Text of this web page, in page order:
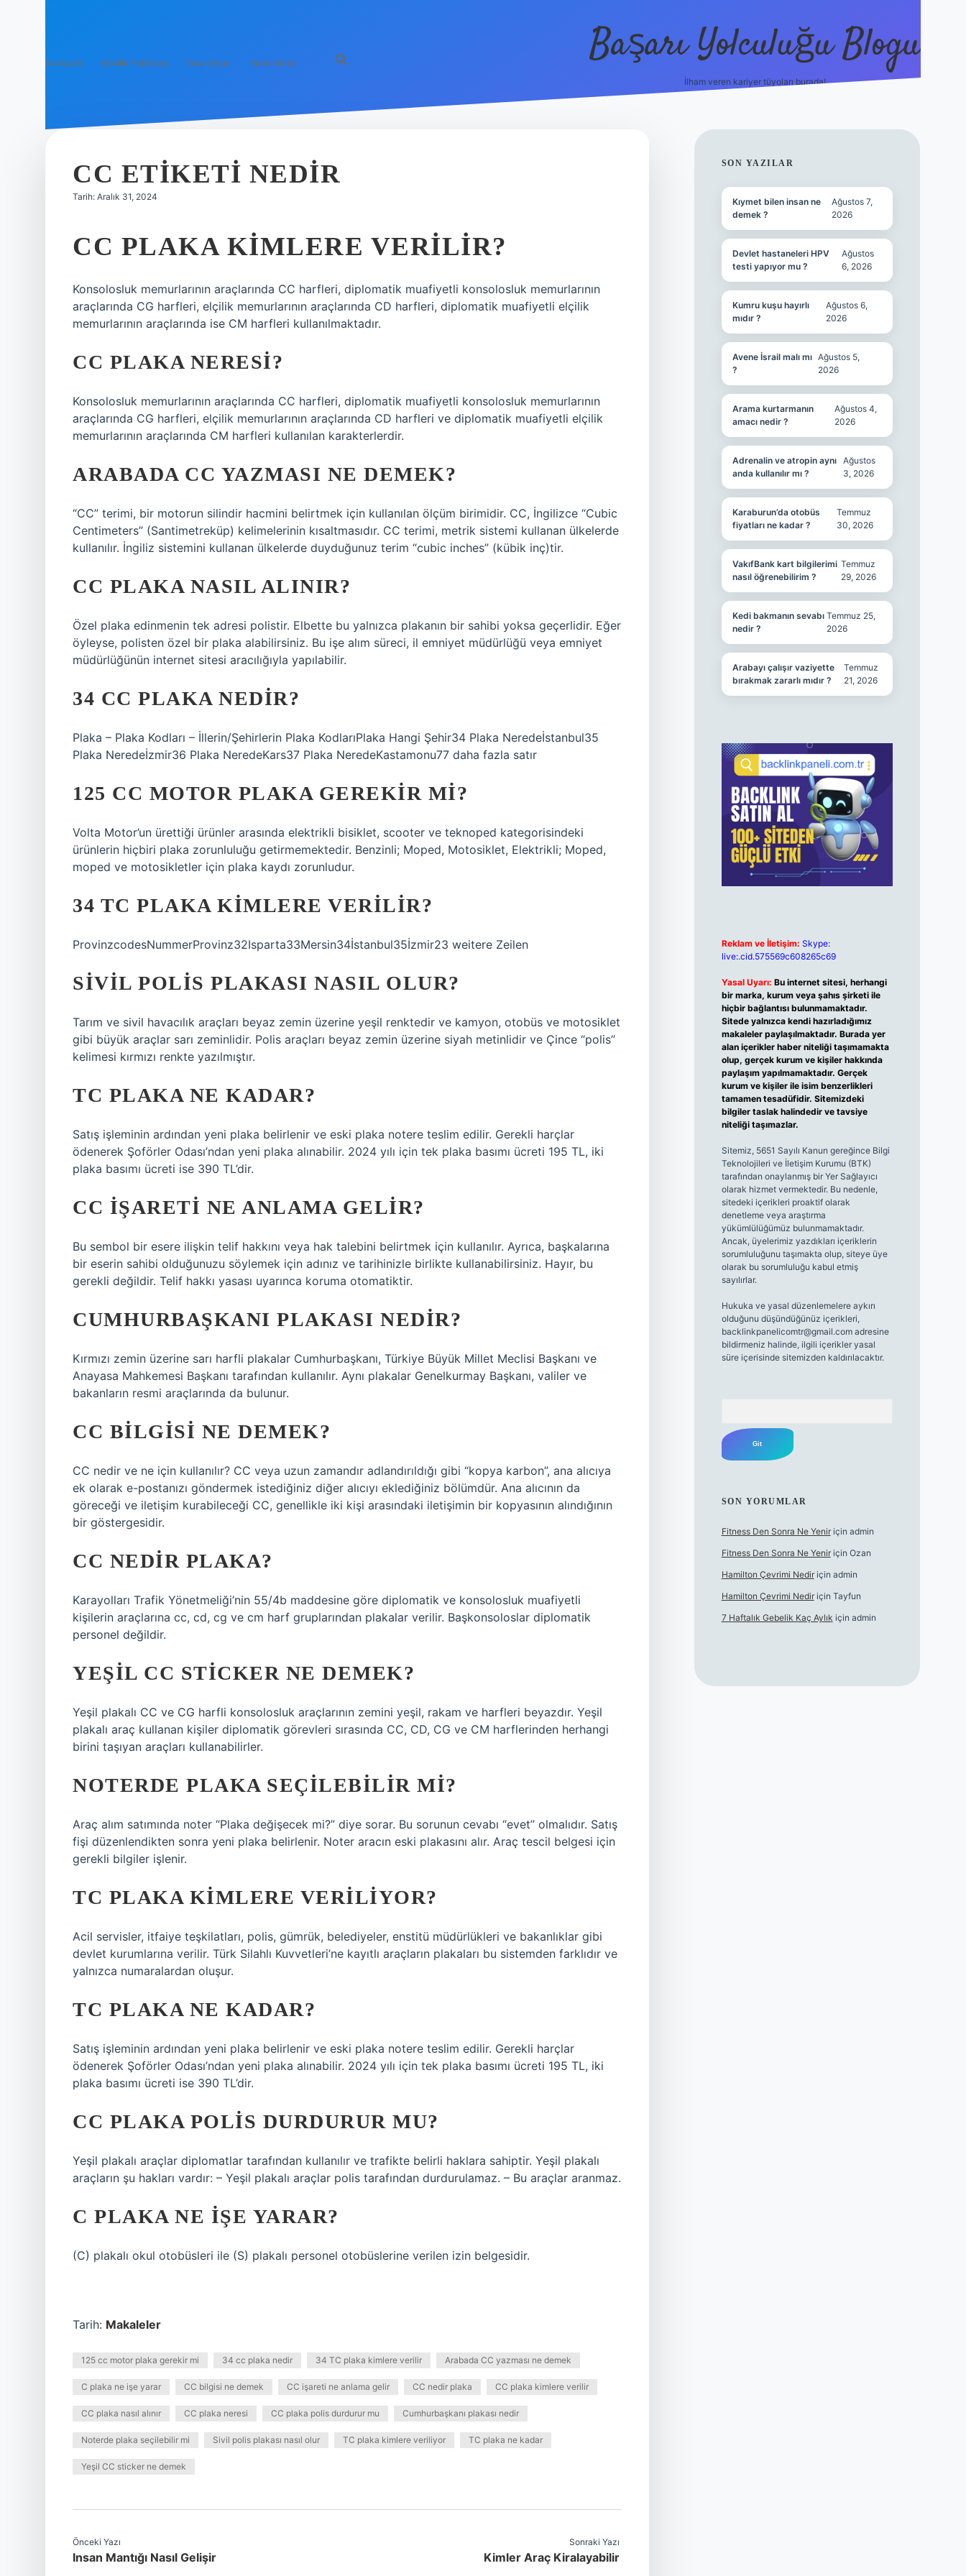
Anasayfa Gizlilik Politikası Yasal Uyarı Hakkımızda Başarı Yolculuğu Blogu
İlham veren kariyer tüyoları burada!
CC ETIKETI NEDIR
Tarih: Aralık 31, 2024
CC PLAKA KIMLERE VERILIR?
Konsolosluk memurlarının araçlarında CC harfleri, diplomatik muafiyetli konsolosluk memurlarının
araçlarında CG harfleri, elçilik memurlarının araçlarında CD harfleri, diplomatik muafiyetli elçilik
memurlarının araçlarında ise CM harfleri kullanılmaktadır.
CC PLAKA NERESI?
Konsolosluk memurlarının araçlarında CC harfleri, diplomatik muafiyetli konsolosluk memurlarının
araçlarında CG harfleri, elçilik memurlarının araçlarında CD harfleri ve diplomatik muafiyetli elçilik
memurlarının araçlarında CM harfleri kullanılan karakterlerdir.
ARABADA CC YAZMASI NE DEMEK?
“CC” terimi, bir motorun silindir hacmini belirtmek için kullanılan ölçüm birimidir. CC, İngilizce “Cubic
Centimeters” (Santimetreküp) kelimelerinin kısaltmasıdır. CC terimi, metrik sistemi kullanan ülkelerde
kullanılır. İngiliz sistemini kullanan ülkelerde duyduğunuz terim “cubic inches” (kübik inç)tir.
CC PLAKA NASIL ALINIR?
Özel plaka edinmenin tek adresi polistir. Elbette bu yalnızca plakanın bir sahibi yoksa geçerlidir. Eğer
öyleyse, polisten özel bir plaka alabilirsiniz. Bu işe alım süreci, il emniyet müdürlüğü veya emniyet
müdürlüğünün internet sitesi aracılığıyla yapılabilir.
34 CC PLAKA NEDIR?
Plaka – Plaka Kodları – İllerin/Şehirlerin Plaka KodlarıPlaka Hangi Şehir34 Plaka Neredeİstanbul35
Plaka Neredeİzmir36 Plaka NeredeKars37 Plaka NeredeKastamonu77 daha fazla satır
125 CC MOTOR PLAKA GEREKIR MI?
Volta Motor’un ürettiği ürünler arasında elektrikli bisiklet, scooter ve teknoped kategorisindeki
ürünlerin hiçbiri plaka zorunluluğu getirmemektedir. Benzinli; Moped, Motosiklet, Elektrikli; Moped,
moped ve motosikletler için plaka kaydı zorunludur.
34 TC PLAKA KIMLERE VERILIR?
ProvinzcodesNummerProvinz32Isparta33Mersin34İstanbul35İzmir23 weitere Zeilen
SIVIL POLIS PLAKASI NASIL OLUR?
Tarım ve sivil havacılık araçları beyaz zemin üzerine yeşil renktedir ve kamyon, otobüs ve motosiklet
gibi büyük araçlar sarı zeminlidir. Polis araçları beyaz zemin üzerine siyah metinlidir ve Çince “polis”
kelimesi kırmızı renkte yazılmıştır.
TC PLAKA NE KADAR?
Satış işleminin ardından yeni plaka belirlenir ve eski plaka notere teslim edilir. Gerekli harçlar
ödenerek Şoförler Odası’ndan yeni plaka alınabilir. 2024 yılı için tek plaka basımı ücreti 195 TL, iki
plaka basımı ücreti ise 390 TL’dir.
CC IŞARETI NE ANLAMA GELIR?
Bu sembol bir esere ilişkin telif hakkını veya hak talebini belirtmek için kullanılır. Ayrıca, başkalarına
bir eserin sahibi olduğunuzu söylemek için adınız ve tarihinizle birlikte kullanabilirsiniz. Hayır, bu
gerekli değildir. Telif hakkı yasası uyarınca koruma otomatiktir.
CUMHURBAŞKANI PLAKASI NEDIR?
Kırmızı zemin üzerine sarı harfli plakalar Cumhurbaşkanı, Türkiye Büyük Millet Meclisi Başkanı ve
Anayasa Mahkemesi Başkanı tarafından kullanılır. Aynı plakalar Genelkurmay Başkanı, valiler ve
bakanların resmi araçlarında da bulunur.
CC BILGISI NE DEMEK?
CC nedir ve ne için kullanılır? CC veya uzun zamandır adlandırıldığı gibi “kopya karbon”, ana alıcıya
ek olarak e-postanızı göndermek istediğiniz diğer alıcıyı eklediğiniz bölümdür. Ana alıcının da
göreceği ve iletişim kurabileceği CC, genellikle iki kişi arasındaki iletişimin bir kopyasının alındığının
bir göstergesidir.
CC NEDIR PLAKA?
Karayolları Trafik Yönetmeliği’nin 55/4b maddesine göre diplomatik ve konsolosluk muafiyetli
kişilerin araçlarına cc, cd, cg ve cm harf gruplarından plakalar verilir. Başkonsoloslar diplomatik
personel değildir.
YEŞIL CC STICKER NE DEMEK?
Yeşil plakalı CC ve CG harfli konsolosluk araçlarının zemini yeşil, rakam ve harfleri beyazdır. Yeşil
plakalı araç kullanan kişiler diplomatik görevleri sırasında CC, CD, CG ve CM harflerinden herhangi
birini taşıyan araçları kullanabilirler.
NOTERDE PLAKA SEÇILEBILIR MI?
Araç alım satımında noter “Plaka değişecek mi?” diye sorar. Bu sorunun cevabı “evet” olmalıdır. Satış
fişi düzenlendikten sonra yeni plaka belirlenir. Noter aracın eski plakasını alır. Araç tescil belgesi için
gerekli bilgiler işlenir.
TC PLAKA KIMLERE VERILIYOR?
Acil servisler, itfaiye teşkilatları, polis, gümrük, belediyeler, enstitü müdürlükleri ve bakanlıklar gibi
devlet kurumlarına verilir. Türk Silahlı Kuvvetleri’ne kayıtlı araçların plakaları bu sistemden farklıdır ve
yalnızca numaralardan oluşur.
TC PLAKA NE KADAR?
Satış işleminin ardından yeni plaka belirlenir ve eski plaka notere teslim edilir. Gerekli harçlar
ödenerek Şoförler Odası’ndan yeni plaka alınabilir. 2024 yılı için tek plaka basımı ücreti 195 TL, iki
plaka basımı ücreti ise 390 TL’dir.
CC PLAKA POLIS DURDURUR MU?
Yeşil plakalı araçlar diplomatlar tarafından kullanılır ve trafikte belirli haklara sahiptir. Yeşil plakalı
araçların şu hakları vardır: – Yeşil plakalı araçlar polis tarafından durdurulamaz. – Bu araçlar aranmaz.
C PLAKA NE IŞE YARAR?
(C) plakalı okul otobüsleri ile (S) plakalı personel otobüslerine verilen izin belgesidir.
Tarih: Makaleler
125 cc motor plaka gerekir mi 34 cc plaka nedir 34 TC plaka kimlere verilir Arabada CC yazması ne demek
C plaka ne işe yarar CC bilgisi ne demek CC işareti ne anlama gelir CC nedir plaka CC plaka kimlere verilir
CC plaka nasıl alınır CC plaka neresi CC plaka polis durdurur mu Cumhurbaşkanı plakası nedir
Noterde plaka seçilebilir mi Sivil polis plakası nasıl olur TC plaka kimlere veriliyor TC plaka ne kadar
Yeşil CC sticker ne demek
Önceki Yazı
Insan Mantığı Nasıl Gelişir
Sonraki Yazı
Kimler Araç Kiralayabilir
SIDEBAR
SON YAZILAR
Kıymet bilen insan ne
demek ?
Ağustos 7,
2026
Devlet hastaneleri HPV
testi yapıyor mu ?
Ağustos
6, 2026
Kumru kuşu hayırlı
mıdır ?
Ağustos 6,
2026
Avene İsrail malı mı
?
Ağustos 5,
2026
Arama kurtarmanın
amacı nedir ?
Ağustos 4,
2026
Adrenalin ve atropin aynı
anda kullanılır mı ?
Ağustos
3, 2026
Karaburun’da otobüs
fiyatları ne kadar ?
Temmuz
30, 2026
VakıfBank kart bilgilerimi
nasıl öğrenebilirim ?
Temmuz
29, 2026
Kedi bakmanın sevabı
nedir ?
Temmuz 25,
2026
Arabayı çalışır vaziyette
bırakmak zararlı mıdır ?
Temmuz
21, 2026
Reklam ve İletişim: Skype:
live:.cid.575569c608265c69
Yasal Uyarı: Bu internet sitesi, herhangi
bir marka, kurum veya şahıs şirketi ile
hiçbir bağlantısı bulunmamaktadır.
Sitede yalnızca kendi hazırladığımız
makaleler paylaşılmaktadır. Burada yer
alan içerikler haber niteliği taşımamakta
olup, gerçek kurum ve kişiler hakkında
paylaşım yapılmamaktadır. Gerçek
kurum ve kişiler ile isim benzerlikleri
tamamen tesadüfidir. Sitemizdeki
bilgiler taslak halindedir ve tavsiye
niteliği taşımazlar.
Sitemiz, 5651 Sayılı Kanun gereğince Bilgi
Teknolojileri ve İletişim Kurumu (BTK)
tarafından onaylanmış bir Yer Sağlayıcı
olarak hizmet vermektedir. Bu nedenle,
sitedeki içerikleri proaktif olarak
denetleme veya araştırma
yükümlülüğümüz bulunmamaktadır.
Ancak, üyelerimiz yazdıkları içeriklerin
sorumluluğunu taşımakta olup, siteye üye
olarak bu sorumluluğu kabul etmiş
sayılırlar.
Hukuka ve yasal düzenlemelere aykırı
olduğunu düşündüğünüz içerikleri,
backlinkpanelicomtr@gmail.comadresine
bildirmeniz halinde, ilgili içerikler yasal
süre içerisinde sitemizden kaldırılacaktır.
SON YORUMLAR
Fitness Den Sonra Ne Yeniriçin admin
Fitness Den Sonra Ne Yeniriçin Ozan
Hamilton Çevrimi Nediriçin admin
Hamilton Çevrimi Nediriçin Tayfun
7 Haftalık Gebelik Kaç Aylık için admin
https://